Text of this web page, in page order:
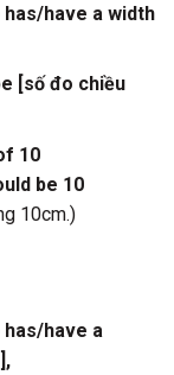
have a width
[số đo chiều
10
be 10
10cm.)
have a